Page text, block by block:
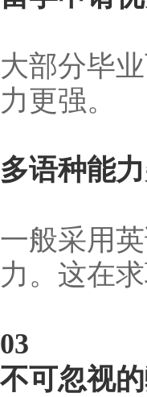
大部分毕
力更强。
多语种能力
一般采用
力。这在
03
不可忽视